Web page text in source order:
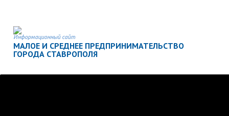
Информационный сайт
МАЛОЕ И СРЕДНЕЕ ПРЕДПРИНИМАТЕЛЬСТВО
ГОРОДА СТАВРОПОЛЯ